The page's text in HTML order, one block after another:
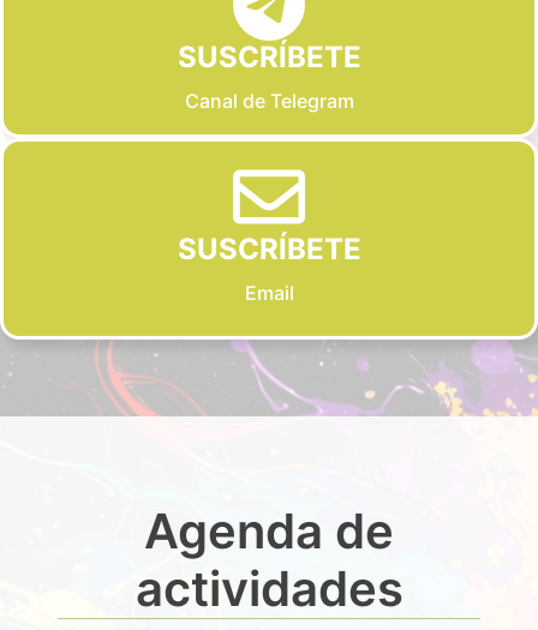
SUSCRÍBETE
Canal de Telegram
SUSCRÍBETE
Email
Agenda de
actividades